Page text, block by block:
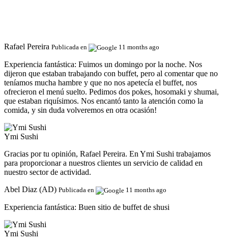
Rafael Pereira Publicada en 11 months ago
Experiencia fantástica: Fuimos un domingo por la noche. Nos
dijeron que estaban trabajando con buffet, pero al comentar que no
teníamos mucha hambre y que no nos apetecía el buffet, nos
ofrecieron el menú suelto. Pedimos dos pokes, hosomaki y shumai,
que estaban riquísimos. Nos encantó tanto la atención como la
comida, y sin duda volveremos en otra ocasión!
Ymi Sushi
Gracias por tu opinión, Rafael Pereira. En Ymi Sushi trabajamos
para proporcionar a nuestros clientes un servicio de calidad en
nuestro sector de actividad.
Abel Diaz (AD) Publicada en 11 months ago
Experiencia fantástica: Buen sitio de buffet de shusi
Ymi Sushi